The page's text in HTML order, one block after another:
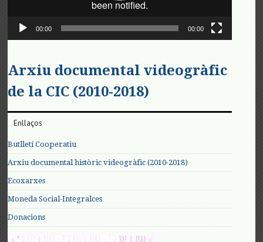
00:00 00:00
Arxiu documental videogràfic
de la CIC (2010-2018)
Enllaços
Butlletí Cooperatiu
Arxiu documental històric videogràfic (2010-2018)
Ecoxarxes
Moneda Social-Integralces
Donacions